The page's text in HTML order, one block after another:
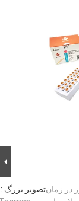
تصویر بزرگ :در زمان